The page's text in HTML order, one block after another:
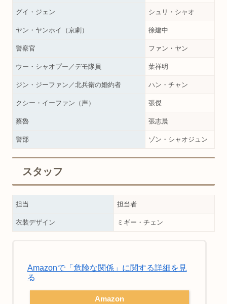
グイ・ジェン シュリ・シャオ
ヤン・ヤンホイ（京劇） 徐建中
警察官 ファン・ヤン
ウー・シャオプー／デモ隊員 葉祥明
ジン・ジーファン／北兵衛の婚約者 ハン・チャン
クシー・イーファン（声） 張傑
蔡魯 張志晨
警部 ゾン・シャオジュン
スタッフ
担当 担当者
衣装デザイン ミギー・チェン
Amazonで「危険な関係」に関する詳細を見
る
Amazon